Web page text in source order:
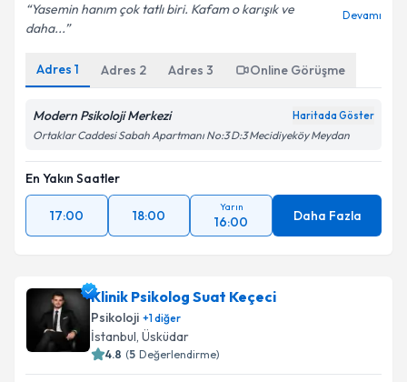
kapsamda işlenmesini kabul ediyorum.
Takvim Talebini Gönder
Yasemin hanım çok tatlı biri. Kafam o karışık ve
daha...
Devamı
Adres 1 Adres 2 Adres 3 Online Görüşme
Modern Psikoloji Merkezi Haritada Göster
Ortaklar Caddesi Sabah Apartmanı No:3 D:3 Mecidiyeköy Meydan
En Yakın Saatler
17:00 18:00
Yarın
16:00 Daha Fazla
Klinik Psikolog Suat Keçeci
Psikoloji +1diğer
İstanbul, Üsküdar
4.8 (5 Değerlendirme)